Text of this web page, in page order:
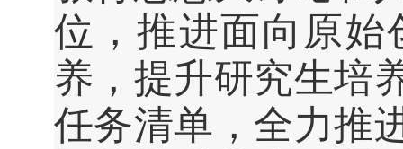
位，推进面向原始
养，提升研究生培
任务清单，全力推